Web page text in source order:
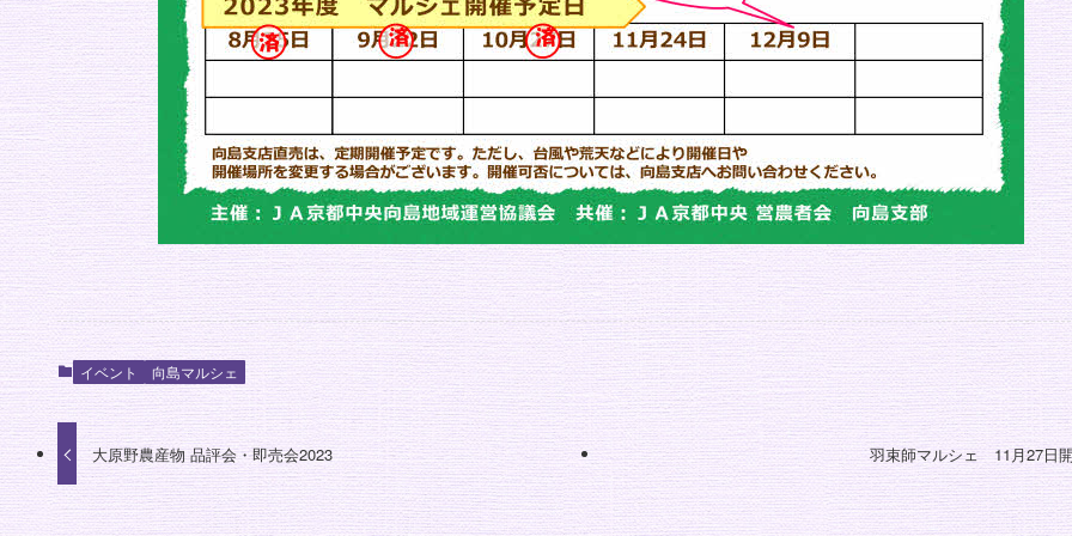
イベント 向島マルシェ
大原野農産物 品評会・即売会2023 羽束師マルシェ 11月27日